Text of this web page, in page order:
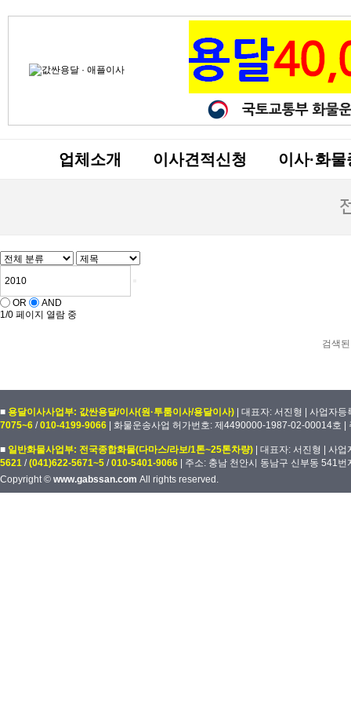
업체소개 이사견적신청 이사·화
OR
AND
1/0 페이지 열람 중
검색
■ 용달이사사업부: 값싼용달/이사(원·투룸이사/용달이사) | 대표자: 서진형 | 사업자
7075~6 /010-4199-9066 | 화물운송사업 허가번호: 제4490000-1987-02-00014호
■ 일반화물사업부: 전국종합화물(다마스/라보/1톤~25톤차량) | 대표자: 서진형 | 사
5621 /(041)622-5671~5 /010-5401-9066 | 주소: 충남 천안시 동남구 신부동 541
Copyright © www.gabssan.com All rights reserved.